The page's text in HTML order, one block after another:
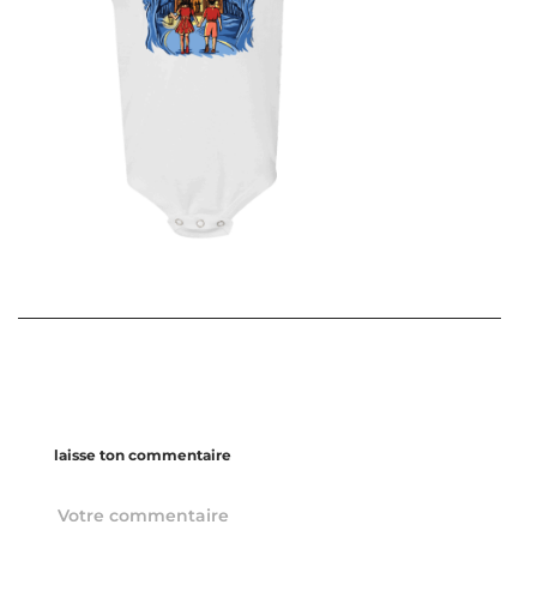
laisse ton commentaire